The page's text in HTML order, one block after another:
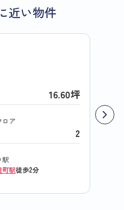
近い物件
16.60坪
ロア
2
駅
町駅徒歩2分